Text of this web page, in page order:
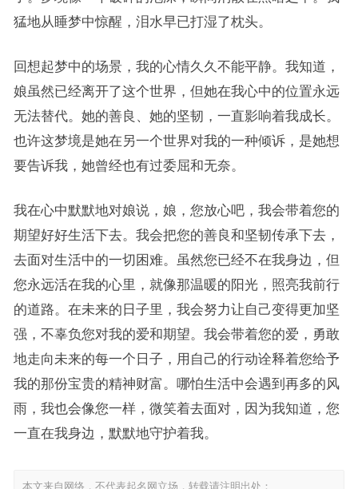
猛地从睡梦中惊醒，泪水早已打湿了枕头。
回想起梦中的场景，我的心情久久不能平静。我知道，
娘虽然已经离开了这个世界，但她在我心中的位置永远
无法替代。她的善良、她的坚韧，一直影响着我成长。
也许这梦境是她在另一个世界对我的一种倾诉，是她想
要告诉我，她曾经也有过委屈和无奈。
我在心中默默地对娘说，娘，您放心吧，我会带着您的
期望好好生活下去。我会把您的善良和坚韧传承下去，
去面对生活中的一切困难。虽然您已经不在我身边，但
您永远活在我的心里，就像那温暖的阳光，照亮我前行
的道路。在未来的日子里，我会努力让自己变得更加坚
强，不辜负您对我的爱和期望。我会带着您的爱，勇敢
地走向未来的每一个日子，用自己的行动诠释着您给予
我的那份宝贵的精神财富。哪怕生活中会遇到再多的风
雨，我也会像您一样，微笑着去面对，因为我知道，您
一直在我身边，默默地守护着我。
本文来自网络，不代表起名网立场，转载请注明出处：